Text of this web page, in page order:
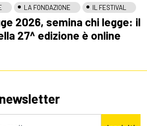
LA FONDAZIONE IL FESTIVAL
2026, semina chi legge: il
27^ edizione è online